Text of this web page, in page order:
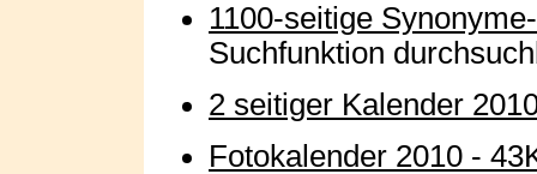
1100-seitige
Suchfunktion
2 seitiger Kalender
Fotokalender 2010 -